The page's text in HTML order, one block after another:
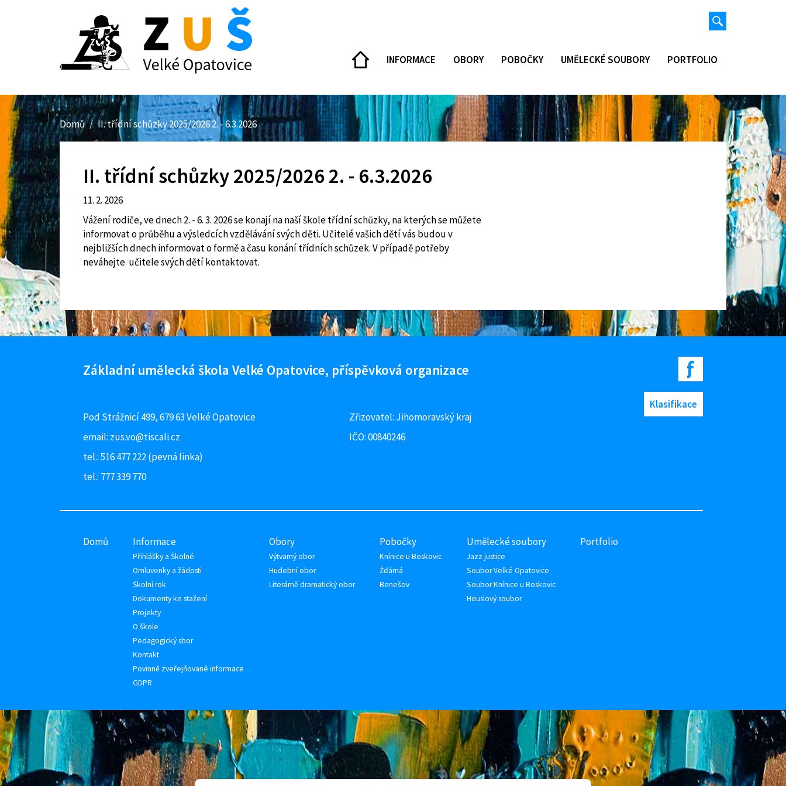
Hledat
DOMŮ
INFORMACE OBORY POBOČKY UMĚLECKÉ SOUBORY PORTFOLIO
Domů II. třídní schůzky 2025/2026 2. - 6.3.2026
II. třídní schůzky 2025/2026 2. - 6.3.2026
11. 2. 2026
Vážení rodiče, ve dnech 2. - 6. 3. 2026 se konají na naší škole třídní schůzky, na kterých se můžete
informovat o průběhu a výsledcích vzdělávání svých děti. Učitelé vašich dětí vás budou v
nejbližších dnech informovat o formě a času konání třídních schůzek. V případě potřeby
neváhejte učitele svých dětí kontaktovat.
Základní umělecká škola Velké Opatovice, příspěvková organizace
Pod Strážnicí 499, 679 63 Velké Opatovice
email: zus.vo@tiscali.cz
tel.: 516 477 222 (pevná linka)
tel.: 777 339 770
Zřizovatel: Jihomoravský kraj
IČO: 00840246
Facebook ZUŠ Velké Opatovice
Klasifikace
Domů Informace
Přihlášky a Školné
Omluvenky a žádosti
Školní rok
Dokumenty ke stažení
Projekty
O škole
Pedagogický sbor
Kontakt
Povinně zveřejňované informace
GDPR
Obory
Výtvarný obor
Hudební obor
Literárně dramatický obor
Pobočky
Knínice u Boskovic
Žďárná
Benešov
Umělecké soubory
Jazz justice
Soubor Velké Opatovice
Soubor Knínice u Boskovic
Houslový soubor
Portfolio